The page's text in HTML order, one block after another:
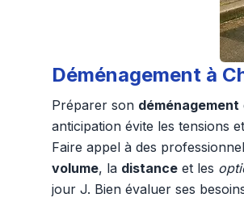
Déménagement à
Préparer son déménagement
anticipation évite les tensions
Faire appel à des
volume, la distance et les
jour J. Bien évaluer ses